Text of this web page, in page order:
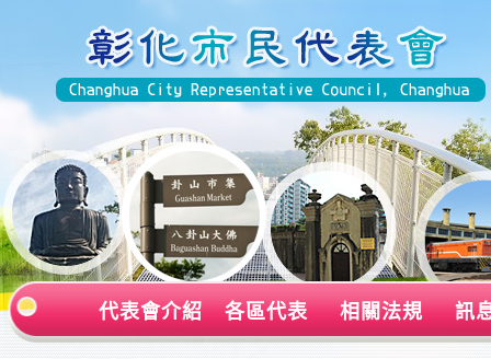
代表會介紹 各區代表 相關法規 訊